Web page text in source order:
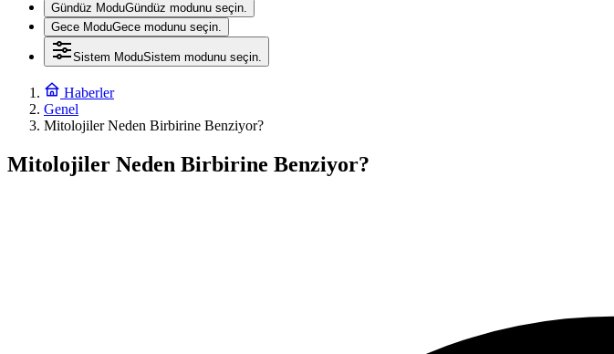
Gündüz ModuGündüz modunu seçin.
Gece ModuGece modunu seçin.
Sistem ModuSistem modunu seçin.
Haberler
Genel
Mitolojiler Neden Birbirine Benziyor?
Mitolojiler Neden Birbirine Benziyor?